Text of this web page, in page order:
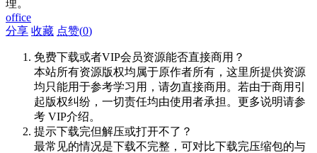
理。
office
分享 收藏 点赞(0)
免费下载或者VIP会员资源能否直接商用？
本站所有资源版权均属于原作者所有，这里所提供资源
均只能用于参考学习用，请勿直接商用。若由于商用引
起版权纠纷，一切责任均由使用者承担。更多说明请参
考 VIP介绍。
提示下载完但解压或打开不了？
最常见的情况是下载不完整，可对比下载完压缩包的与